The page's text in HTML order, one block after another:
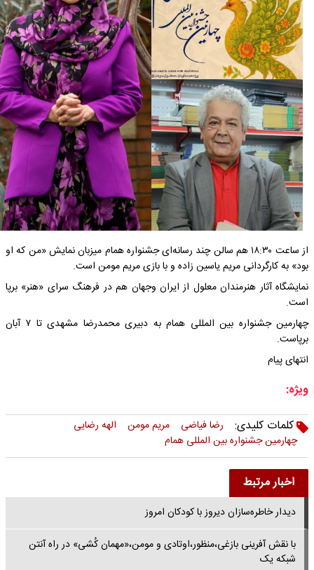
از ساعت ۱۸:۳۰ هم سالن چند رسانه‌ای جشنواره همام میزبان نمایش «من که او
بود» به کارگردانی مریم یاسین زاده و با بازی مریم مومن است.
نمایشگاه آثار هنرمندان معلول از ایران و‌جهان هم در فرهنگ سرای «هنر» برپا
است.
چهارمین جشنواره بین المللی همام به دبیری محمدرضا مشهدی تا ۷ آبان
برپاست.
انتهای پیام
ویژه:
کلمات کلیدی:
رضا فیاضی مریم مومن
الهه رضایی
چهارمین جشنواره بین المللی همام
اخبار مرتبط
دیدار خاطره‌سازان دیروز با کودکان امروز
با نقش آفرینی بازغی،منظور،اوتادی و مومن،«مهمان کُشی» در راه آنتن
شبکه یک